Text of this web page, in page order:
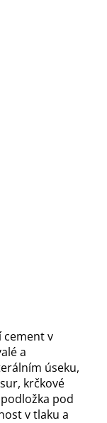
v
a
úseku,
krčkové
pod
v tlaku a